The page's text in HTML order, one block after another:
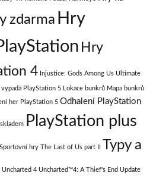
zdarma Hry
Hry
4 Injustice: Gods Among Us Ultimate
vypadá PlayStation 5 Lokace bunkrů Mapa bunkrů
her PlayStation 5 Odhalení PlayStation
PlayStation plus
Sportovní hry The Last of Us part II
Typy a
Uncharted 4 Uncharted™4: A Thief's End Update